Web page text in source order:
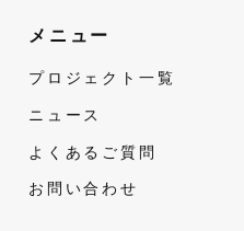
メニュー
プロジェクト一覧
ニュース
よくあるご質問
お問い合わせ